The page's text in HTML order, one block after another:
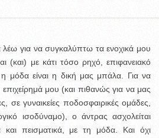
για να συγκαλύπτω τα ενοχικά μου
(και) με κάτι τόσο ρηχό, επιφανειακό
η μόδα είναι η δική μας μπάλα. Για να
μου (και πιθανώς για να μας
σε γυναικείες ποδοσφαιρικές ομάδες,
ισοδύναμο), ο άντρας ασχολείται
και πεισματικά, με τη μόδα. Και όχι